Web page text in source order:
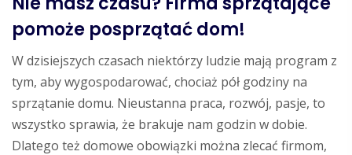
pomoże posprzątać dom!
W dzisiejszych czasach niektórzy ludzie mają program z
tym, aby wygospodarować, chociaż pół godziny na
sprzątanie domu. Nieustanna praca, rozwój, pasje, to
wszystko sprawia, że brakuje nam godzin w dobie.
Dlatego też domowe obowiązki można zlecać firmom,